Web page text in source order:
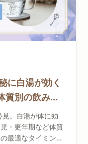
に白湯が効く
質別の飲み方
。白湯が体に効
・更年期など体質
最適なタイミング